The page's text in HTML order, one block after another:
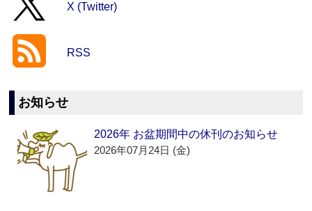
X (Twitter)
RSS
お知らせ
2026年 お盆期間中の休刊のお知らせ
2026年07月24日 (金)